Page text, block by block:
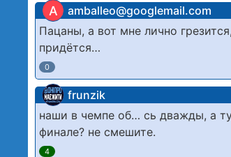
A amballeo@googlemail.com
Пацаны, а вот мне лично
придётся…
0
frunzik
наши в чемпе об… сь дважды, а
финале? не смешите.
4